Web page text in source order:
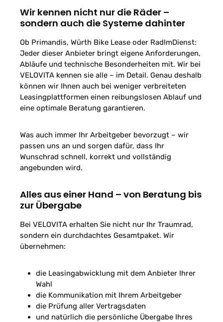
Wir kennen nicht nur die Räder –
sondern auch die Systeme dahinter
Ob Primandis, Würth Bike Lease oder RadImDienst:
Jeder dieser Anbieter bringt eigene Anforderungen,
Abläufe und technische Besonderheiten mit. Wir bei
VELOVITA kennen sie alle – im Detail. Genau deshalb
können wir Ihnen auch bei weniger verbreiteten
Leasingplattformen einen reibungslosen Ablauf und
eine optimale Beratung garantieren.
Was auch immer Ihr Arbeitgeber bevorzugt – wir
passen uns an und sorgen dafür, dass Ihr
Wunschrad schnell, korrekt und vollständig
angebunden wird.
Alles aus einer Hand – von Beratung bis
zur Übergabe
Bei VELOVITA erhalten Sie nicht nur Ihr Traumrad,
sondern ein durchdachtes Gesamtpaket. Wir
übernehmen:
die Leasingabwicklung mit dem Anbieter Ihrer
Wahl
die Kommunikation mit Ihrem Arbeitgeber
die Prüfung aller Vertragsdaten
und natürlich die persönliche Übergabe Ihres